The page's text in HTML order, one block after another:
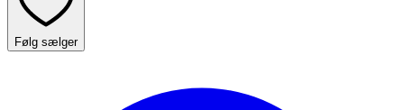
Følg sælger